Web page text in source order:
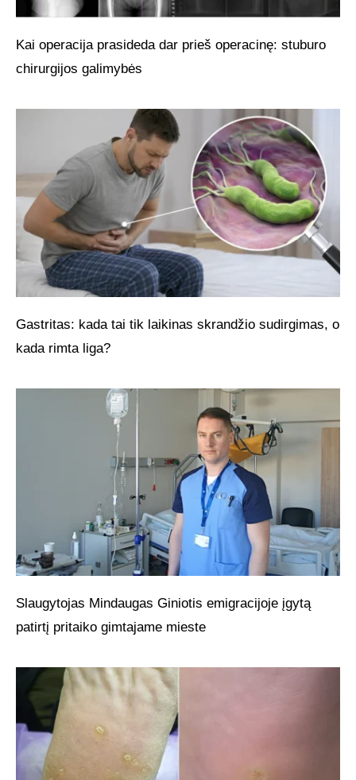
Kai operacija prasideda dar prieš operacinę: stuburo
chirurgijos galimybės
Gastritas: kada tai tik laikinas skrandžio sudirgimas, o
kada rimta liga?
Slaugytojas Mindaugas Giniotis emigracijoje įgytą
patirtį pritaiko gimtajame mieste